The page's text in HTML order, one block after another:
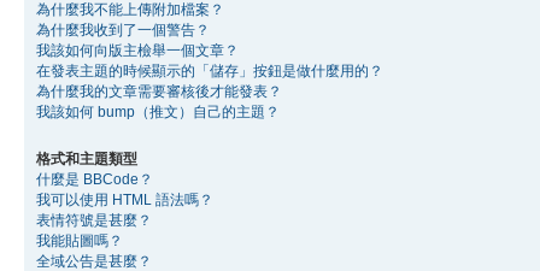
為什麼我不能上傳附加檔案？
為什麼我收到了一個警告？
我該如何向版主檢舉一個文章？
在發表主題的時候顯示的「儲存」按鈕是做什麼用的？
為什麼我的文章需要審核後才能發表？
我該如何 bump（推文）自己的主題？
格式和主題類型
什麼是 BBCode？
我可以使用 HTML 語法嗎？
表情符號是甚麼？
我能貼圖嗎？
全域公告是甚麼？